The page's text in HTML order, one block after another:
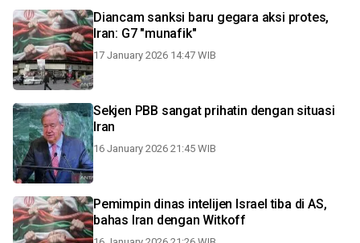
Diancam sanksi baru gegara aksi protes,
Iran: G7 "munafik"
17 January 2026 14:47 WIB
Sekjen PBB sangat prihatin dengan situasi
Iran
16 January 2026 21:45 WIB
Pemimpin dinas intelijen Israel tiba di AS,
bahas Iran dengan Witkoff